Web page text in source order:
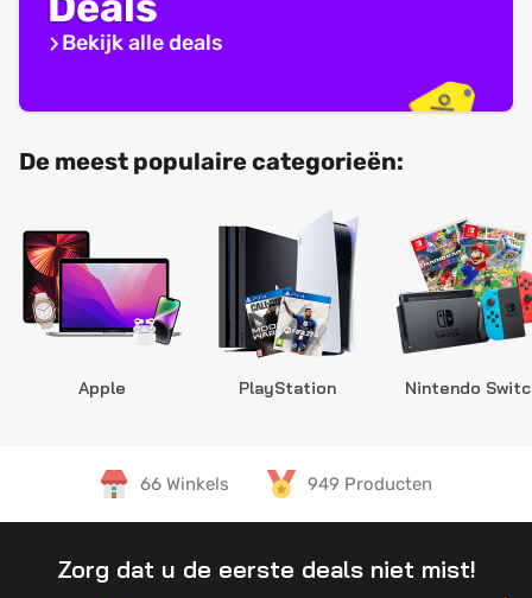
Bekijk alle deals
De meest populaire categorieën:
Apple PlayStation Nintendo
66 Winkels 949 Producten
Zorg dat u de eerste deals niet mist!